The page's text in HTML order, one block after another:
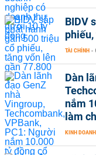
BIDV
TÀI CHÍNH -
Dàn
nắm
làm
KINH DOANH